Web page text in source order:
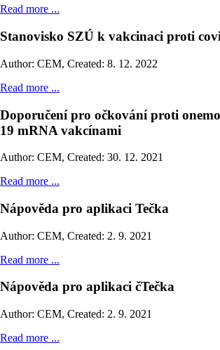
Read more ...
Stanovisko SZÚ k vakcinaci proti
Author: CEM, Created: 8. 12. 2022
Read more ...
Doporučení pro očkování proti
19 mRNA vakcínami
Author: CEM, Created: 30. 12. 2021
Read more ...
Nápověda pro aplikaci Tečka
Author: CEM, Created: 2. 9. 2021
Read more ...
Nápověda pro aplikaci čTečka
Author: CEM, Created: 2. 9. 2021
Read more ...